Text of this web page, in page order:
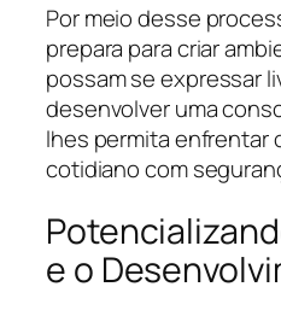
Por meio desse
prepara para criar
possam se expressar
desenvolver uma
lhes permita enfrentar
cotidiano com
e o